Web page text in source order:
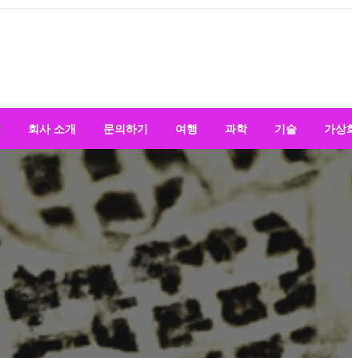
회사 소개 문의하기 여행 과학 기술 가상